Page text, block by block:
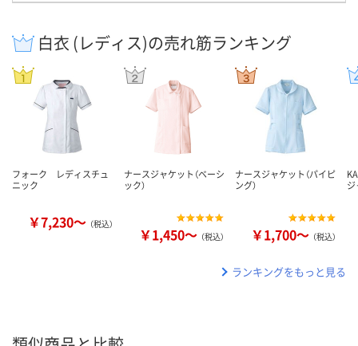
白衣 (レディス)の売れ筋ランキング
フォーク レディスチュ
ニック
￥7,230～ （税込）
ナースジャケット（ベーシ
ック）
￥1,450～ （税込）
ナースジャケット（パイピ
ング）
￥1,700～ （税込）
ランキングをもっと見る